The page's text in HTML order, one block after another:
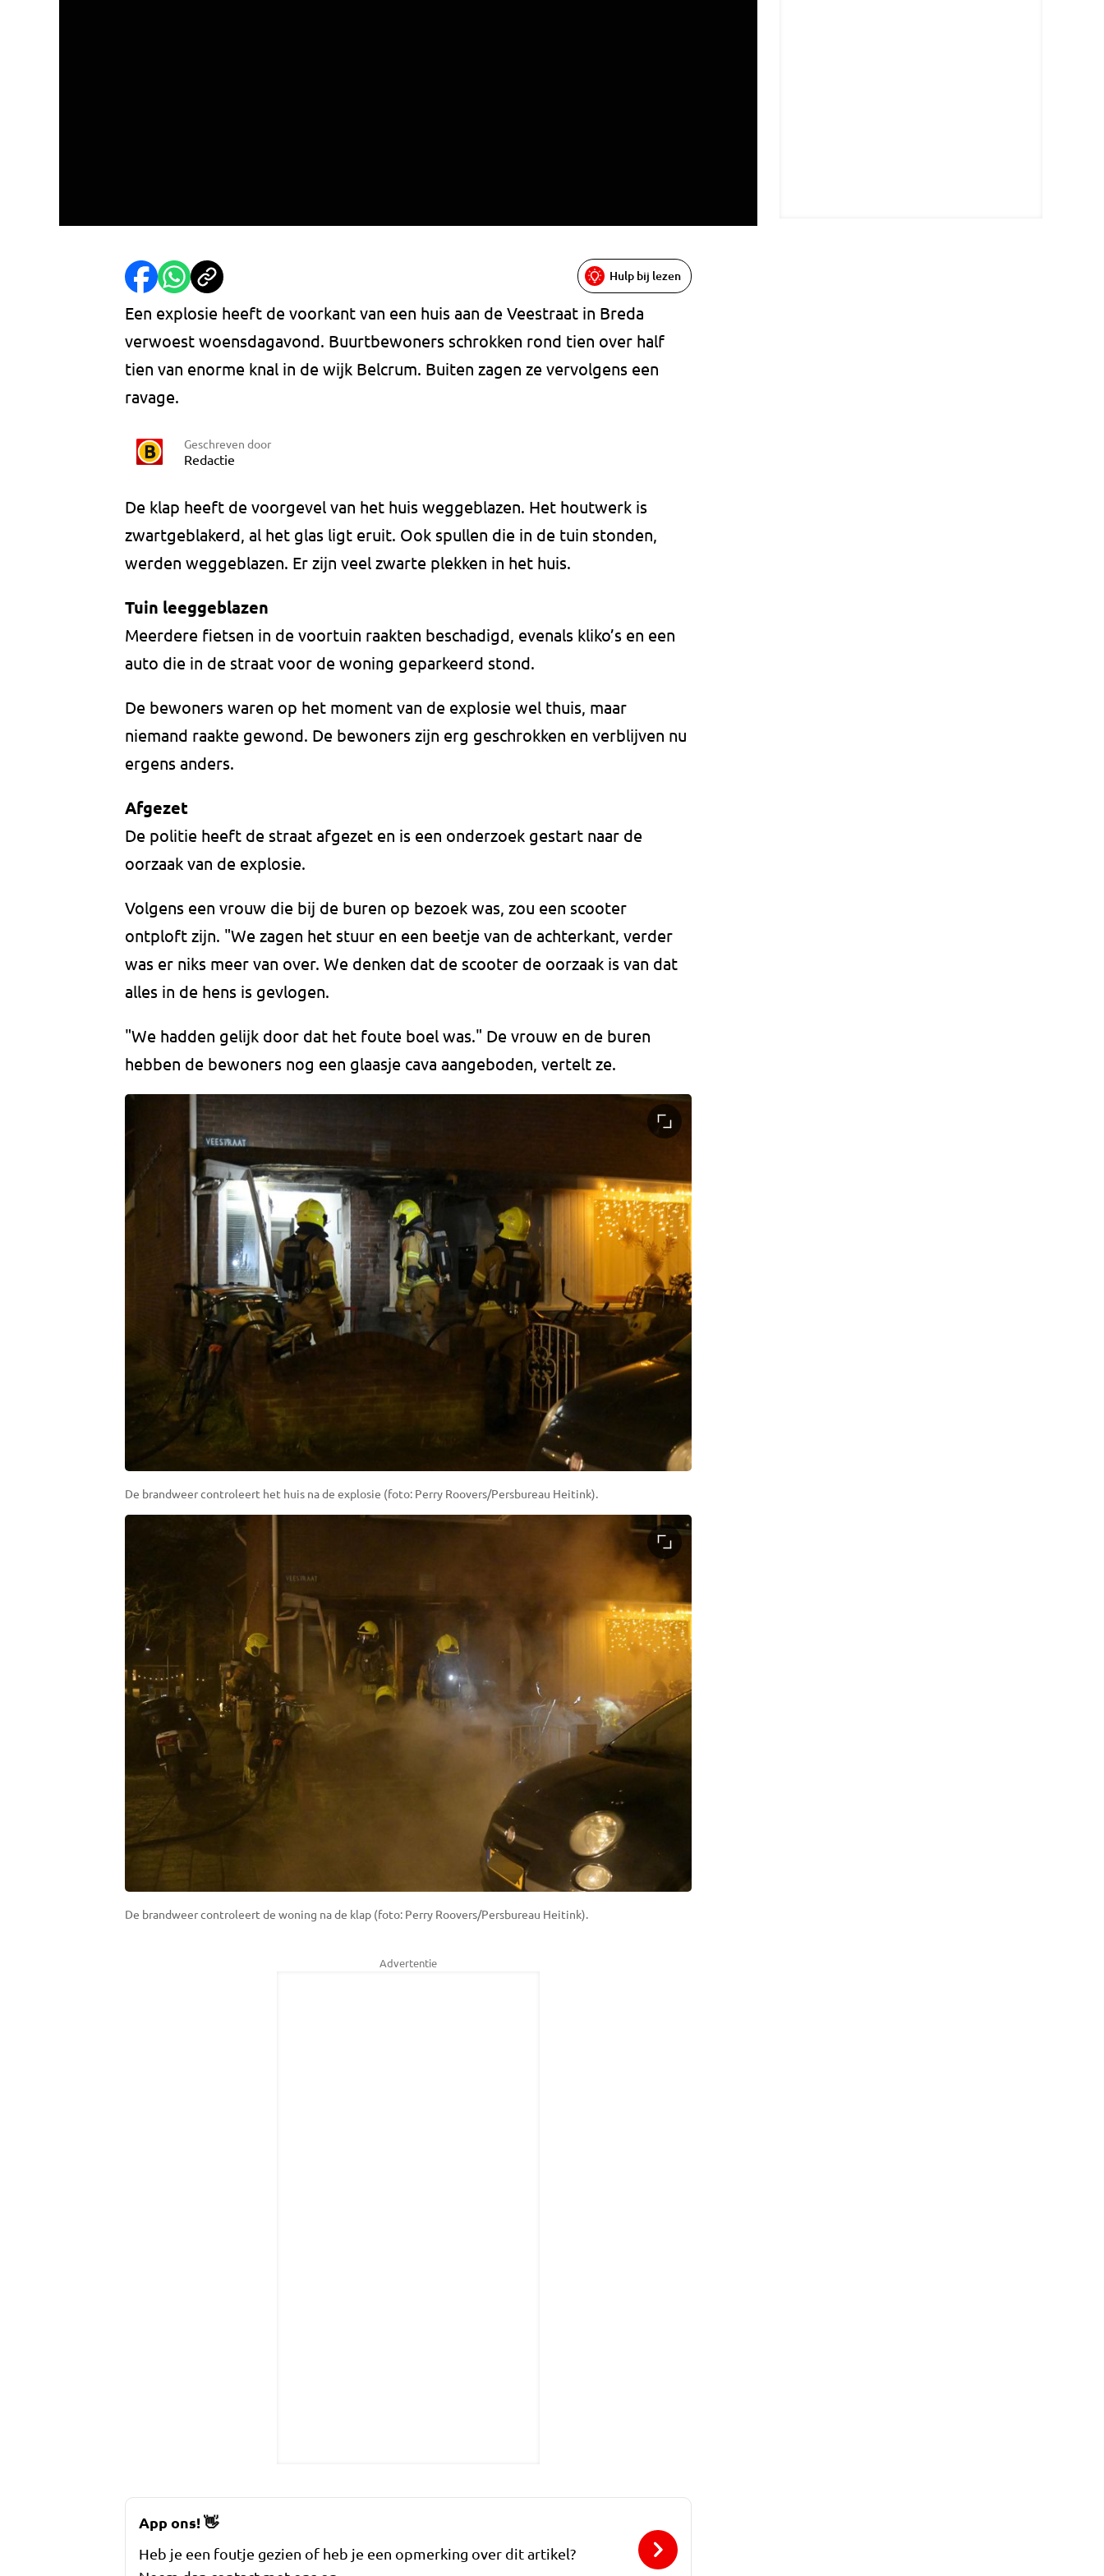
Hulp bij lezen
Een explosie heeft de voorkant van een huis aan de Veestraat in Breda
verwoest woensdagavond. Buurtbewoners schrokken rond tien over half
tien van enorme knal in de wijk Belcrum. Buiten zagen ze vervolgens een
ravage.
Geschreven door
Redactie
De klap heeft de voorgevel van het huis weggeblazen. Het houtwerk is
zwartgeblakerd, al het glas ligt eruit. Ook spullen die in de tuin stonden,
werden weggeblazen. Er zijn veel zwarte plekken in het huis.
Tuin leeggeblazen
Meerdere fietsen in de voortuin raakten beschadigd, evenals kliko’s en een
auto die in de straat voor de woning geparkeerd stond.
De bewoners waren op het moment van de explosie wel thuis, maar
niemand raakte gewond. De bewoners zijn erg geschrokken en verblijven nu
ergens anders.
Afgezet
De politie heeft de straat afgezet en is een onderzoek gestart naar de
oorzaak van de explosie.
Volgens een vrouw die bij de buren op bezoek was, zou een scooter
ontploft zijn. "We zagen het stuur en een beetje van de achterkant, verder
was er niks meer van over. We denken dat de scooter de oorzaak is van dat
alles in de hens is gevlogen.
"We hadden gelijk door dat het foute boel was." De vrouw en de buren
hebben de bewoners nog een glaasje cava aangeboden, vertelt ze.
De brandweer controleert het huis na de explosie (foto: Perry Roovers/Persbureau Heitink).
De brandweer controleert de woning na de klap (foto: Perry Roovers/Persbureau Heitink).
Advertentie
App ons!👋
Heb je een foutje gezien of heb je een opmerking over dit artikel?